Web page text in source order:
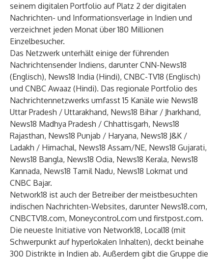
seinem digitalen Portfolio auf Platz 2 der digitalen
Nachrichten- und Informationsverlage in Indien und
verzeichnet jeden Monat über 180 Millionen
Einzelbesucher.
Das Netzwerk unterhält einige der führenden
Nachrichtensender Indiens, darunter CNN-News18
(Englisch), News18 India (Hindi), CNBC-TV18 (Englisch)
und CNBC Awaaz (Hindi). Das regionale Portfolio des
Nachrichtennetzwerks umfasst 15 Kanäle wie News18
Uttar Pradesh / Uttarakhand, News18 Bihar / Jharkhand,
News18 Madhya Pradesh / Chhattisgarh, News18
Rajasthan, News18 Punjab / Haryana, News18 J&K /
Ladakh / Himachal, News18 Assam/NE, News18 Gujarati,
News18 Bangla, News18 Odia, News18 Kerala, News18
Kannada, News18 Tamil Nadu, News18 Lokmat und
CNBC Bajar.
Network18 ist auch der Betreiber der meistbesuchten
indischen Nachrichten-Websites, darunter News18.com,
CNBCTV18.com, Moneycontrol.com und firstpost.com.
Die neueste Initiative von Network18, Local18 (mit
Schwerpunkt auf hyperlokalen Inhalten), deckt beinahe
300 Distrikte in Indien ab. Außerdem gibt die Gruppe die